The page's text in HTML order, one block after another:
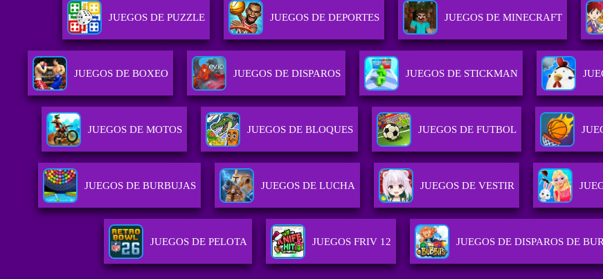
JUEGOS DE PUZZLE JUEGOS DE DEPORTES JUEGOS DE MINECRAFT
JUEGOS DE BOXEO JUEGOS DE DISPAROS JUEGOS DE STICKMAN
JUEGOS DE MOTOS JUEGOS DE BLOQUES JUEGOS DE FUTBOL
JUEGOS DE BURBUJAS JUEGOS DE LUCHA JUEGOS DE VESTIR
JUEGOS DE PELOTA JUEGOS FRIV 12 JUEGOS DE DISPAROS DE